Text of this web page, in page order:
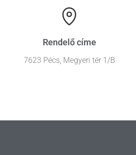
Rendelő címe
7623 Pécs, Megyeri tér 1/B